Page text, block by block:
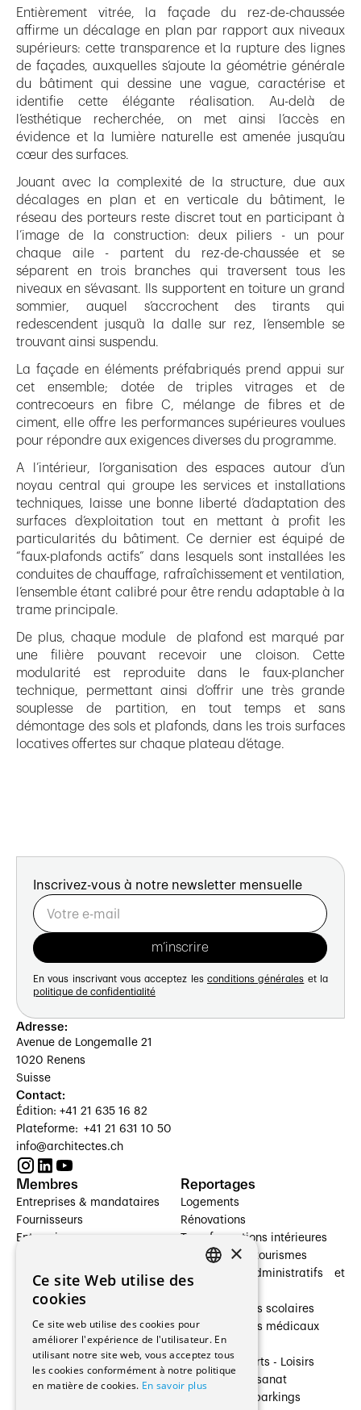
Entièrement vitrée, la façade du rez-de-chaussée
affirme un décalage en plan par rapport aux niveaux
supérieurs: cette transparence et la rupture des lignes
de façades, auxquelles s’ajoute la géométrie générale
du bâtiment qui dessine une vague, caractérise et
identifie cette élégante réalisation. Au-delà de
l’esthétique recherchée, on met ainsi l’accès en
évidence et la lumière naturelle est amenée jusqu’au
cœur des surfaces.
Jouant avec la complexité de la structure, due aux
décalages en plan et en verticale du bâtiment, le
réseau des porteurs reste discret tout en participant à
l’image de la construction: deux piliers - un pour
chaque aile - partent du rez-de-chaussée et se
séparent en trois branches qui traversent tous les
niveaux en s’évasant. Ils supportent en toiture un grand
sommier, auquel s’accrochent des tirants qui
redescendent jusqu’à la dalle sur rez, l’ensemble se
trouvant ainsi suspendu.
La façade en éléments préfabriqués prend appui sur
cet ensemble; dotée de triples vitrages et de
contrecoeurs en fibre C, mélange de fibres et de
ciment, elle offre les performances supérieures voulues
pour répondre aux exigences diverses du programme.
A l’intérieur, l’organisation des espaces autour d’un
noyau central qui groupe les services et installations
techniques, laisse une bonne liberté d’adaptation des
surfaces d’exploitation tout en mettant à profit les
particularités du bâtiment. Ce dernier est équipé de
“faux-plafonds actifs” dans lesquels sont installées les
conduites de chauffage, rafraîchissement et ventilation,
l’ensemble étant calibré pour être rendu adaptable à la
trame principale.
De plus, chaque module de plafond est marqué par
une filière pouvant recevoir une cloison. Cette
modularité est reproduite dans le faux-plancher
technique, permettant ainsi d’offrir une très grande
souplesse de partition, en tout temps et sans
démontage des sols et plafonds, dans les trois surfaces
locatives offertes sur chaque plateau d’étage.
Inscrivez-vous à notre newsletter mensuelle
En vous inscrivant vous acceptez les conditions générales et la
politique de confidentialité
Adresse:
Avenue de Longemalle 21
1020 Renens
Suisse
Contact:
Édition: +41 21 635 16 82
Plateforme: +41 21 631 10 50
info@architectes.ch
Membres
Entreprises & mandataires
Fournisseurs
Entreprises
Architectes paysagistes
Architectes d'intérieur
Entreprises générales
Ingénieurs et mandataires
Fabricants / Fournisseurs
Reportages
Logements
Rénovations
Transformations intérieures
Hôtelleries et tourismes
Bâtiments administratifs et
Établissements scolaires
Établissements médicaux
Villas
Cultures - Sports - Loisirs
Industrie - Artisanat
Transports et parkings
×
Ce site Web utilise des
cookies
Ce site web utilise des cookies pour
améliorer l'expérience de l'utilisateur. En
utilisant notre site web, vous acceptez tous
les cookies conformément à notre politique
en matière de cookies. En savoir plus